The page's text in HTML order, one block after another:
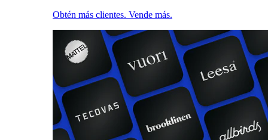
Obtén más clientes. Vende más.